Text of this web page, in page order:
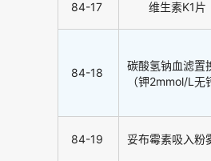
84-17 维生素K1片
84-18
碳酸氢钠血滤置
（钾2mmol/L无
84-19 妥布霉素吸入粉